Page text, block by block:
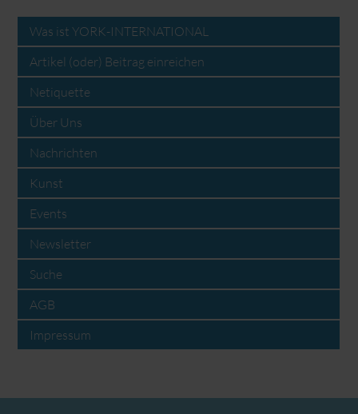
Was ist YORK-INTERNATIONAL
Artikel (oder) Beitrag einreichen
Netiquette
Über Uns
Nachrichten
Kunst
Events
Newsletter
Suche
AGB
Impressum